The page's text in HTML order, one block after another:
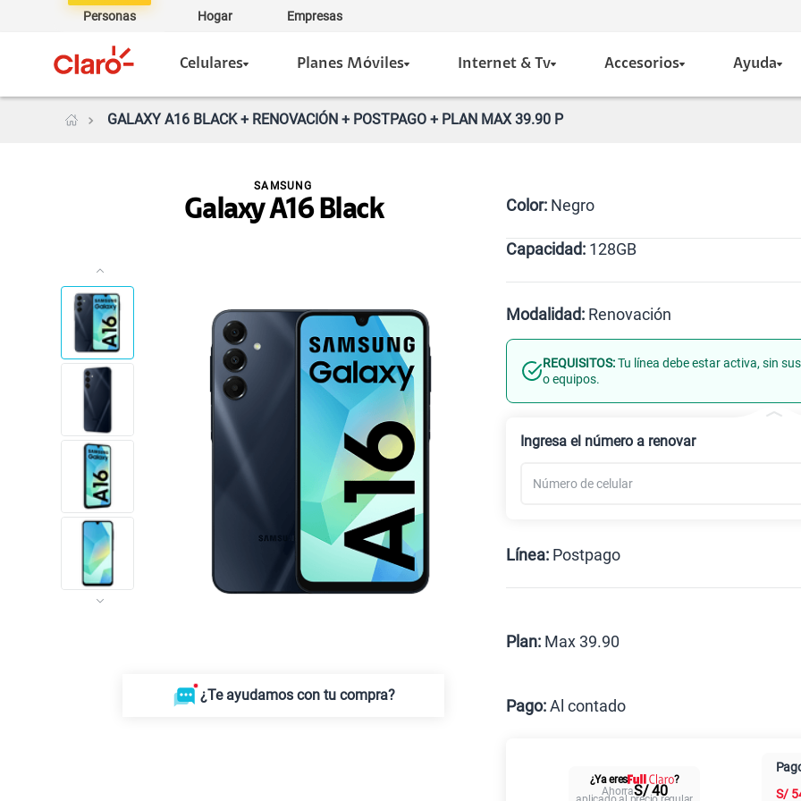
Personas Hogar Empresas
Celulares Planes Móviles Internet & Tv Accesorios Ayuda
GALAXY A16 BLACK + RENOVACIÓN + POSTPAGO + PLAN MAX 39.90 P
Galaxy A16 Black
SAMSUNG
¿Te ayudamos con tu compra?
Color: Negro
Negro
Capacidad: 128GB
Modalidad: Renovación
Línea Nueva Portabilidad
REQUISITOS:Tu línea debe estar activa, sin
o equipos.
Ingresa el número a renovar
Línea: Postpago
Plan: Max 39.90
Pago:Al contado
Cuotas
¿Ya eres
?
AhorraS/ 40
S/